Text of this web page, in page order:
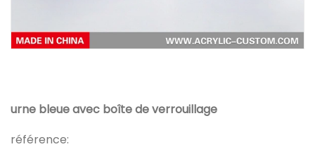
urne bleue avec boîte de verrouillage
référence: